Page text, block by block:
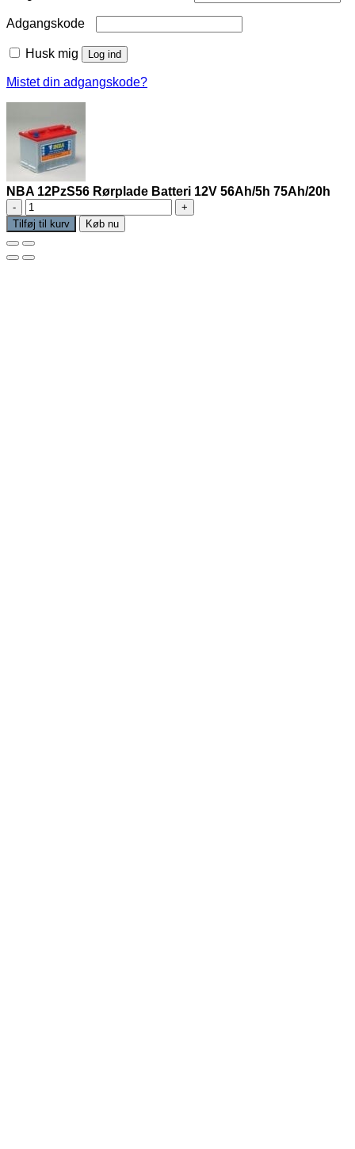
Adgangskode
Husk mig Log ind
Mistet din adgangskode?
NBA 12PzS56 Rørplade Batteri 12V 56Ah/5h 75Ah/20h
NBA
12PzS56
Rørplade
Batteri
12V
Tilføj til kurv Køb nu